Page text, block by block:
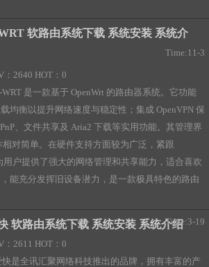
软路由系统下载 系统安装 系统介
Time:11-3
：2640 HOT：0
WRT 是一款基于 OpenWrt 的路由器系统。它功能
均衡以提升网络速度与稳定性；集成 OpenVPN 保
、文件共享及 Aria2 下载等实用功能。其管理界
相对简单。在硬件支持方面较为广泛，紧跟
用户提供了强大的网络管理和共享能力，适合喜欢
能充分发挥旧设备潜力，是一款极具特色的路由
软路由系统下载 系统安装 系统介绍Time:3-19
：2611 HOT：0
快是全讯汇聚网络科技推出的品牌，拥有丰富的产